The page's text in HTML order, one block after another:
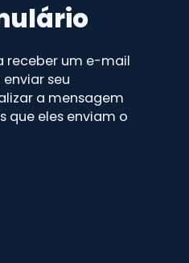
receber um e-mail
seu
a mensagem
que eles enviam o